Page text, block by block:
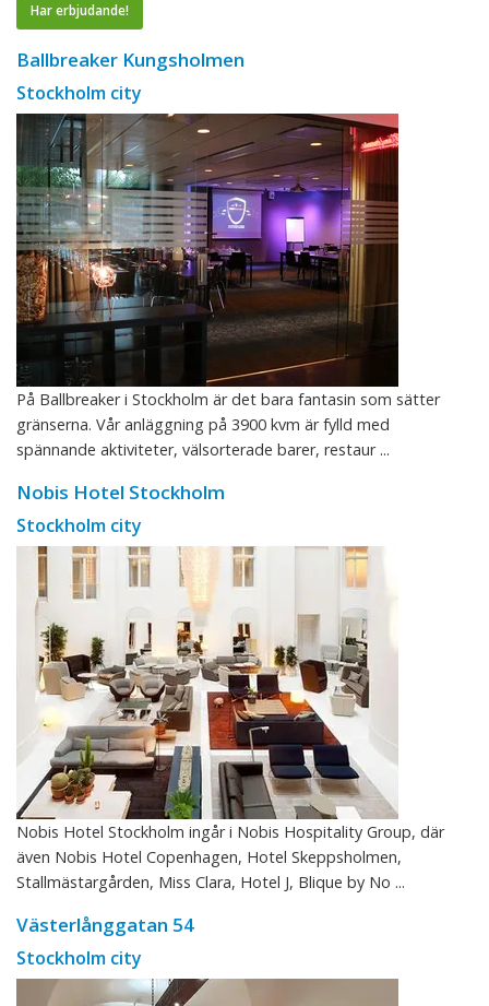
Har erbjudande!
Ballbreaker Kungsholmen
Stockholm city
På Ballbreaker i Stockholm är det bara fantasin som sätter
gränserna. Vår anläggning på 3900 kvm är fylld med
spännande aktiviteter, välsorterade barer, restaur ...
Nobis Hotel Stockholm
Stockholm city
Nobis Hotel Stockholm ingår i Nobis Hospitality Group, där
även Nobis Hotel Copenhagen, Hotel Skeppsholmen,
Stallmästargården, Miss Clara, Hotel J, Blique by No ...
Västerlånggatan 54
Stockholm city